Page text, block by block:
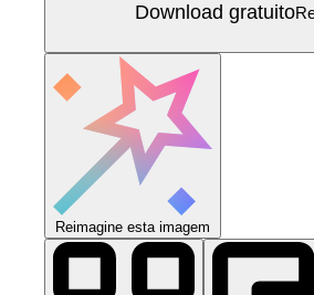
Download gratuito
Reimagine esta imagem